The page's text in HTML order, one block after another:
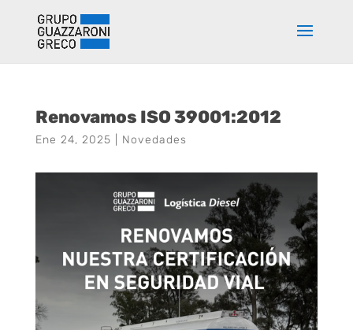
Renovamos ISO 39001:2012
Ene 24, 2025 Novedades